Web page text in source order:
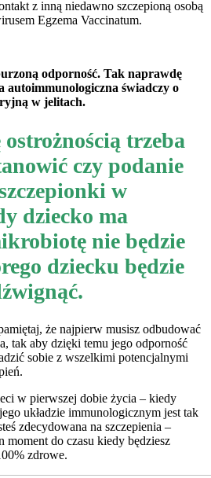
z inną niedawno szczepioną osobą
Egzema Vaccinatum.
odporność. Tak naprawdę
autoimmunologiczna świadczy o
w jelitach.
trzeba
czy podanie
w
dziecko ma
nie będzie
dziecku będzie
że najpierw musisz odbudować
tak aby dzięki temu jego odporność
sobie z wszelkimi potencjalnymi
w pierwszej dobie życia – kiedy
układzie immunologicznym jest tak
zdecydowana na szczepienia –
moment do czasu kiedy będziesz
zdrowe.